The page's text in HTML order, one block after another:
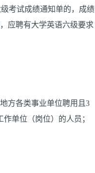
考试成绩通知单的，成绩
应聘有大学英语六级要求
方各类事业单位聘用且3
单位（岗位）的人员；